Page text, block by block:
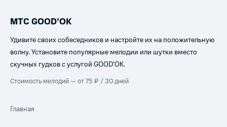
МТС GOOD’OK
Удивите своих собеседников и настройте их на положительную
волну. Установите популярные мелодии или шутки вместо
скучных гудков с услугой GOOD’OK.
Стоимость мелодий — от 75 ₽ / 30 дней
Главная